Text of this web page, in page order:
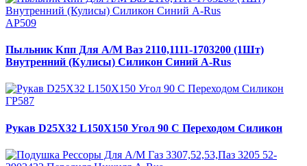
АР509
Пыльник Кпп Для А/М Ваз 2110,1111-1703200 (1Шт)
Внутренний (Кулисы) Силикон Синий A-Rus
ГР587
Рукав D25Х32 L150Х150 Угол 90 С Переходом Силикон